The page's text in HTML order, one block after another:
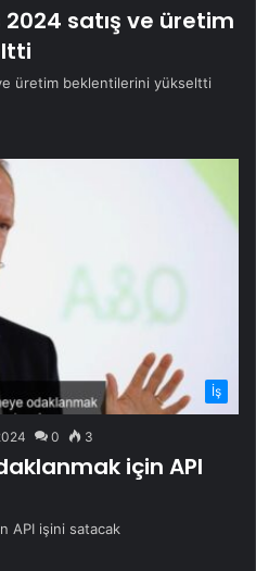
satış ve üretim
üretim beklentilerini yükseltti
İş
0 3
için API
API işini satacak